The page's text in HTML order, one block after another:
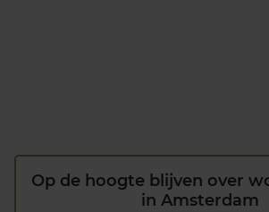
Op de hoogte blijven over
in Amsterdam